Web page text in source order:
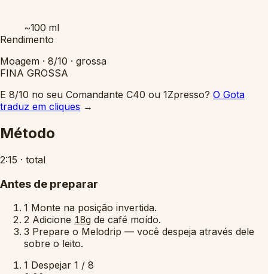
~100 ml
Rendimento
Moagem · 8/10 · grossa
FINA GROSSA
E 8/10 no seu Comandante C40 ou 1Zpresso? O Gota
traduz em cliques →
Método
2:15 · total
Antes de preparar
1 Monte na posição invertida.
2 Adicione 18g de café moído.
3 Prepare o Melodrip — você despeja através dele
sobre o leito.
1 Despejar 1 / 8